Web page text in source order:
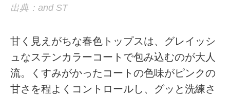
出典：and ST
甘く見えがちな春色トップスは、グレイッシ
ュなステンカラーコートで包み込むのが大人
流。くすみがかったコートの色味がピンクの
甘さを程よくコントロールし、グッと洗練さ